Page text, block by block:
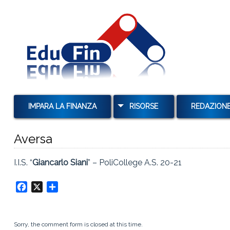
IMPARA LA FINANZA RISORSE
TAN E TAEG
TASSI E USURA
Aversa
I.I.S. “Giancarlo Siani” – PoliCollege A.S. 20-21
Facebook
Sorry, the comment form is closed at this time.